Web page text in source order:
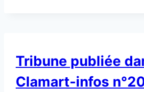
NON
CLASSÉ
Tribune publiée
Clamart-infos